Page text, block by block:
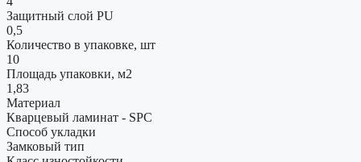
Защитный слой PU
0,5
Количество в упаковке, шт
10
Площадь упаковки, м2
1,83
Материал
Кварцевый ламинат - SPC
Способ укладки
Замковый тип